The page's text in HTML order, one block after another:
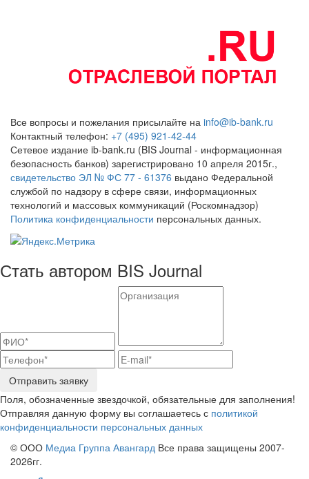
Все вопросы и пожелания присылайте на info@ib-bank.ru
Контактный телефон: +7 (495) 921-42-44
Сетевое издание ib-bank.ru (BIS Journal - информационная
безопасность банков) зарегистрировано 10 апреля 2015г.,
свидетельство ЭЛ № ФС 77 - 61376 выдано Федеральной
службой по надзору в сфере связи, информационных
технологий и массовых коммуникаций (Роскомнадзор)
Политика конфиденциальности персональных данных.
Стать автором BIS Journal
Отправить заявку
Поля, обозначенные звездочкой, обязательные для заполнения!
Отправляя данную форму вы соглашаетесь с политикой
конфиденциальности персональных данных
© ООО Медиа Группа Авангард Все права защищены 2007-
2026гг.